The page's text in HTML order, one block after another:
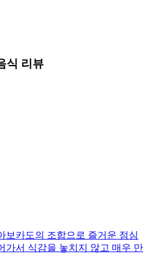
식 리뷰
보카도의 조합으로 즐거운 점심
가서 식감을 놓치지 않고 매우 만